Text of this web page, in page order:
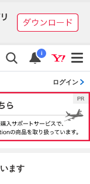
i
ログイン
ます